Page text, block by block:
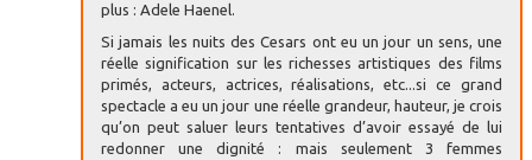
plus : Adele Haenel.
Si jamais les nuits des Cesars ont eu un jour un sens, une
réelle signification sur les richesses artistiques des films
primés, acteurs, actrices, réalisations, etc...si ce grand
spectacle a eu un jour une réelle grandeur, hauteur, je crois
qu’on peut saluer leurs tentatives d’avoir essayé de lui
redonner une dignité : mais seulement 3 femmes